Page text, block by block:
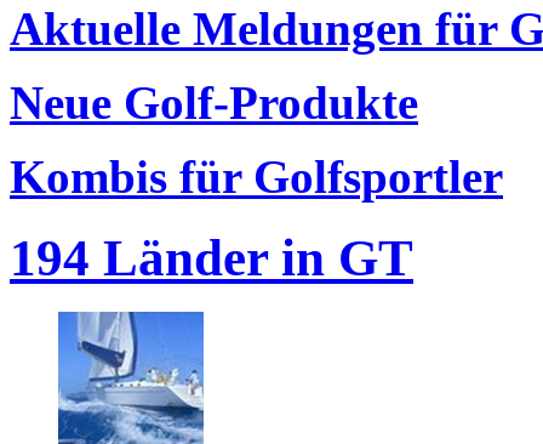
Aktuelle Meldungen für
Neue Golf-Produkte
Kombis für Golfsportler
194 Länder in GT